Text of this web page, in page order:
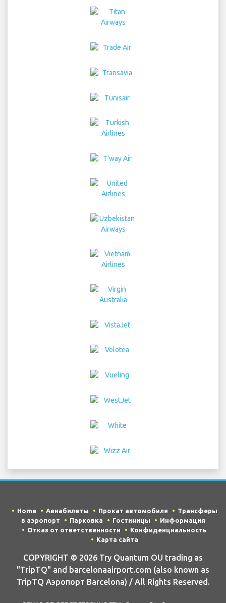
Home Авиабилеты Прокат автомобиля
Трансферы
в аэропорт
Парковка Гостиницы
Информация
Отказ от ответственности
Конфиденциальность
Карта сайта
COPYRIGHT © 2026 Try Quantum OU trading as
"TripTQ" and barcelonaairport.com (also known as
TripTQ Аэропорт Barcelona) / All Rights Reserved.